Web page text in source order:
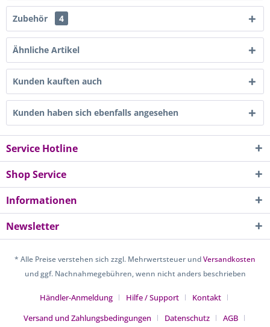
Zubehör 4
Ähnliche Artikel
Kunden kauften auch
Kunden haben sich ebenfalls angesehen
Service Hotline
Shop Service
Informationen
Newsletter
* Alle Preise verstehen sich zzgl. Mehrwertsteuer undVersandkosten
und ggf. Nachnahmegebühren, wenn nicht anders beschrieben
Händler-Anmeldung Hilfe / Support
Kontakt
Versand und Zahlungsbedingungen
Datenschutz AGB